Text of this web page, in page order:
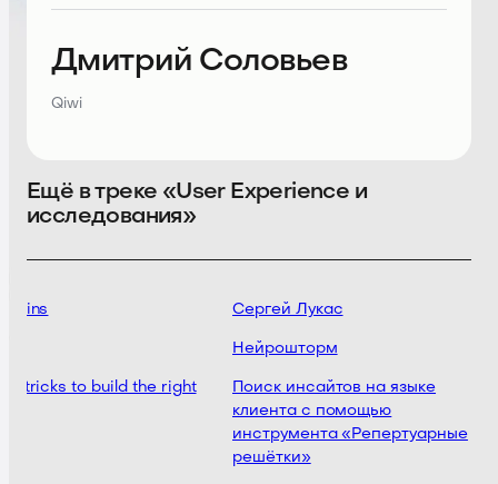
Дмитрий Соловьев
Qiwi
Ещё в треке «User Experience и
исследования»
tricks to build the right
Сергей Лукас
Нейрошторм
Поиск инсайтов на языке
клиента с помощью
инструмента «Репертуарные
решётки»